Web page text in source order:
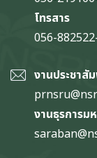
โทรสาร
056-
งานประชาสั
งานธุรการม